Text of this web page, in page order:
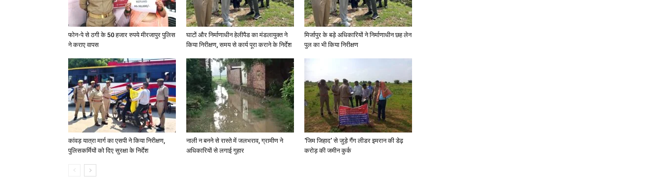
Hindi,
Today
फोन-पे से ठगी के 50 हजार रुपये मीरजापुर पुलिस
ने कराए वापस
घाटों और निर्माणाधीन हेलीपैड का मंडलायुक्त ने
किया निरीक्षण, समय से कार्य पूरा कराने के निर्देश
मिर्जापुर के बड़े अधिकारियों ने निर्माणाधीन छह लेन
पुल का भी किया निरीक्षण
कांवड़ यात्रा मार्ग का एसपी ने किया निरीक्षण,
पुलिसकर्मियों को दिए सुरक्षा के निर्देश
नाली न बनने से रास्ते में जलभराव, ग्रामीण ने
अधिकारियों से लगाई गुहार
‘जिम जिहाद’ से जुड़े गैंग लीडर इमरान की डेढ़
करोड़ की जमीन कुर्क